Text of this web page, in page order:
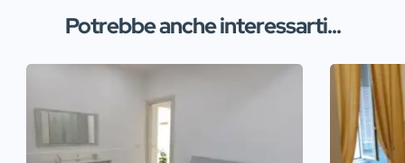
Potrebbe anche interessarti...